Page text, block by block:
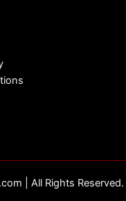
| All Rights Reserved.